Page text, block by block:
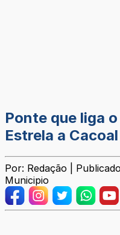
Ponte que liga
Estrela a
Por: Redação |
Municipio